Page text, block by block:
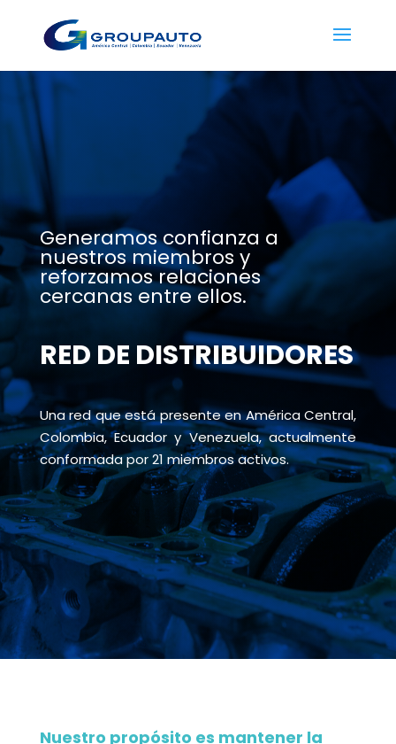
Generamos confianza a
nuestros miembros y
reforzamos relaciones
cercanas entre ellos.
RED DE DISTRIBUIDORES
Una red que está presente en América Central,
Colombia, Ecuador y Venezuela, actualmente
conformada por 21 miembros activos.
Nuestro propósito es mantener la